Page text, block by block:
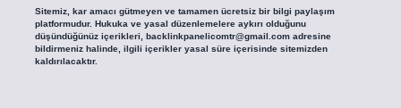
Sitemiz, kar amacı gütmeyen ve tamamen ücretsiz bir bilgi paylaşım
platformudur. Hukuka ve yasal düzenlemelere aykırı olduğunu
düşündüğünüz içerikleri, backlinkpanelicomtr@gmail.comadresine
bildirmeniz halinde, ilgili içerikler yasal süre içerisinde sitemizden
kaldırılacaktır.